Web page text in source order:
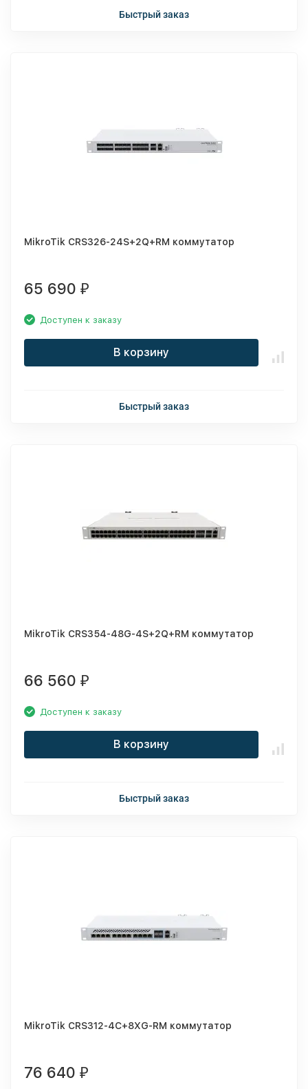
Быстрый заказ
MikroTik CRS326-24S+2Q+RM коммутатор
65 690 ₽
Доступен к заказу
В корзину
Быстрый заказ
MikroTik CRS354-48G-4S+2Q+RM коммутатор
66 560 ₽
Доступен к заказу
В корзину
Быстрый заказ
MikroTik CRS312-4C+8XG-RM коммутатор
76 640 ₽